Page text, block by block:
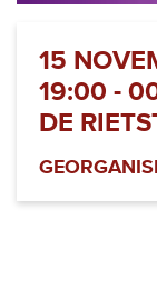
15
19:00 -
DE